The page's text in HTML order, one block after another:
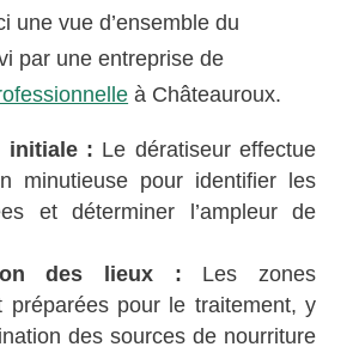
une vue d’ensemble du
par une entreprise de
à Châteauroux.
initiale : Le dératiseur effectue
minutieuse pour identifier les
et déterminer l’ampleur de
des lieux : Les zones
préparées pour le traitement, y
des sources de nourriture